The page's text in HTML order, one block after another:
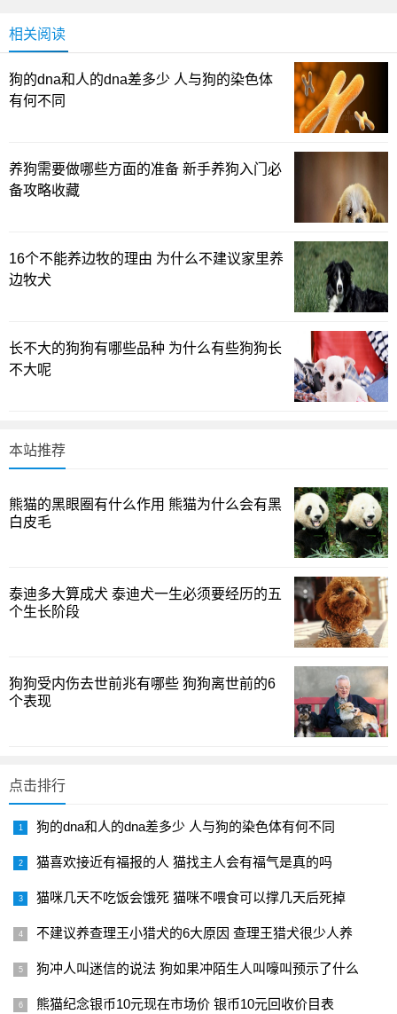
关于它们的黑眼圈还有另外一种说法，就是为了保护它
，反射出太强烈的光线，刺
激到它们的眼睛。不过这些说法也都不确定，因为有可能是
大熊猫突然变异，长成这样的。
大约800万年前，大熊猫的祖先就活动在我国了，当时它
后来把自己活成濒危动物有两
个原因，主要原因是他们的食物高度特化，只吃竹子，那就
但是新石器时代以后，人类开始大搞农业，不仅开垦了
大量的荒地，还去山上把树和竹子也砍了，直接导致了熊猫
熊猫也不能去海里生活，所以最后它们的领
相关阅读
狗的dna和人的dna差多少 人与狗的染色体
有何不同
养狗需要做哪些方面的准备 新手养狗入门必
备攻略收藏
16个不能养边牧的理由 为什么不建议家里养
边牧犬
长不大的狗狗有哪些品种 为什么有些狗狗长
不大呢
本站推荐
熊猫的黑眼圈有什么作用 熊猫为什么会有黑
白皮毛
泰迪多大算成犬 泰迪犬一生必须要经历的五
个生长阶段
狗狗受内伤去世前兆有哪些 狗狗离世前的6
个表现
点击排行
狗的dna和人的dna差多少 人与狗的染色体有何不同
猫喜欢接近有福报的人 猫找主人会有福气是真的吗
猫咪几天不吃饭会饿死 猫咪不喂食可以撑几天后死掉
不建议养查理王小猎犬的6大原因 查理王猎犬很少人养
狗冲人叫迷信的说法 狗如果冲陌生人叫嚎叫预示了什么
熊猫纪念银币10元现在市场价 银币10元回收价目表